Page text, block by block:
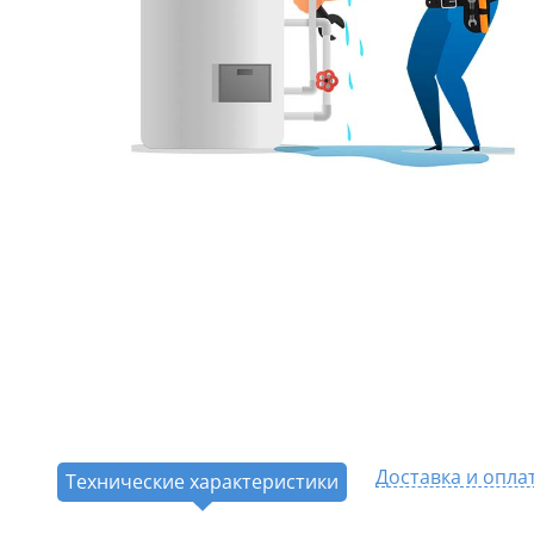
Технические характеристики Доставка и